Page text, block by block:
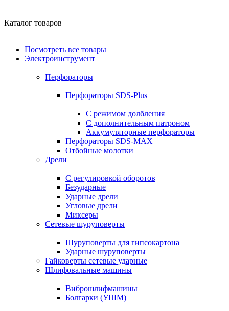
Каталог товаров
Посмотреть все товары
Электроинструмент
Перфораторы
Перфораторы SDS-Plus
С режимом долбления
С дополнительным патроном
Аккумуляторные перфораторы
Перфораторы SDS-MAX
Отбойные молотки
Дрели
С регулировкой оборотов
Безударные
Ударные дрели
Угловые дрели
Миксеры
Сетевые шуруповерты
Шуруповерты для гипсокартона
Ударные шуруповерты
Гайковерты сетевые ударные
Шлифовальные машины
Виброшлифмашины
Болгарки (УШМ)